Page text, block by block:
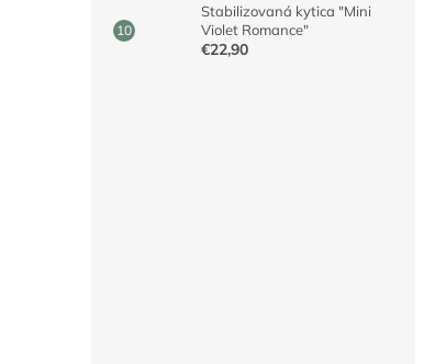
Stabilizovaná kytica "Mini
Violet Romance"
€22,90